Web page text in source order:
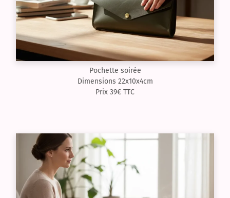
Pochette soirée
Dimensions 22x10x4cm
Prix 39€ TTC